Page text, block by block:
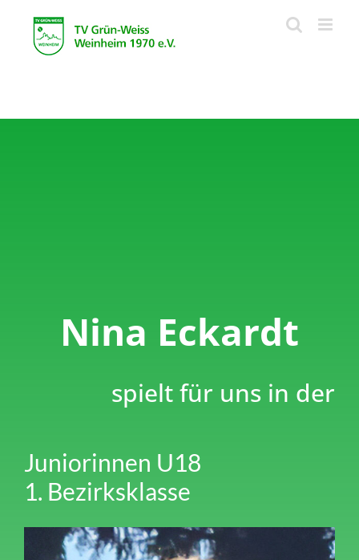
springen
Nina Eckardt
spielt für uns in der
Juniorinnen U18
1. Bezirksklasse